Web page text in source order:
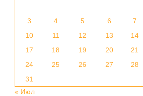
3
4 5 6 7
10
11 12 13 14
17
18 19 20 21
24
25 26 27 28
31
« Июл